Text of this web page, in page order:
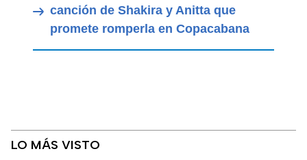
canción de Shakira y Anitta que
promete romperla en Copacabana
LO MÁS VISTO